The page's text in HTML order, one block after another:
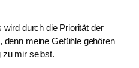
durch die Priorität der
meine Gefühle gehören
zu mir selbst.